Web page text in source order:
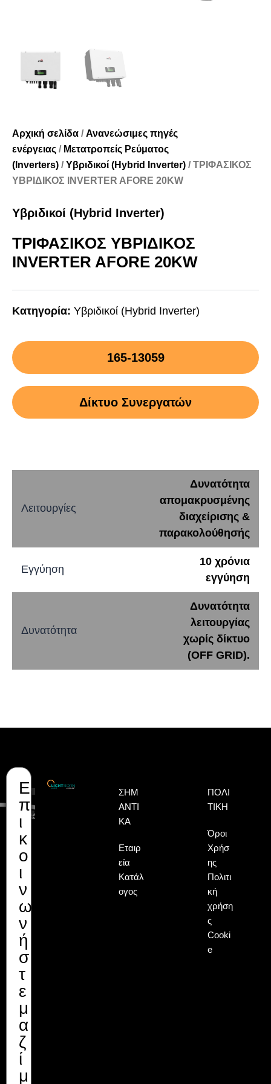
Αρχική σελίδα /Ανανεώσιμες πηγές
ενέργειας / Μετατροπείς Ρεύματος
(Inverters) /Υβριδικοί (Hybrid Inverter) / ΤΡΙΦΑΣΙΚΟΣ
ΥΒΡΙΔΙΚΟΣ INVERTER AFORE 20KW
Υβριδικοί (Hybrid Inverter)
ΤΡΙΦΑΣΙΚΟΣ ΥΒΡΙΔΙΚΟΣ
INVERTER AFORE 20KW
165-13059
Δίκτυο Συνεργατών
Κατηγορία: Υβριδικοί (Hybrid Inverter)
Λειτουργίες
Δυνατότητα
απομακρυσμένης
διαχείρισης &
παρακολούθησής
Εγγύηση
10 χρόνια
εγγύηση
Δυνατότητα
Δυνατότητα
λειτουργίας
χωρίς δίκτυο
(OFF GRID).
Ε
π
ι
κ
ο
ι
ν
ω
ν
ή
σ
τ
ε
μ
α
ζ
ί
μ
Όνομα
Επώνυμο
Email
ΣΗΜ
ΑΝΤΙ
ΚΆ
Εταιρ
εία
Κατάλ
ογος
ΠΟΛΙ
ΤΙΚΉ
Όροι
Χρήσ
ης
Πολιτι
κή
χρήση
ς
Cooki
e